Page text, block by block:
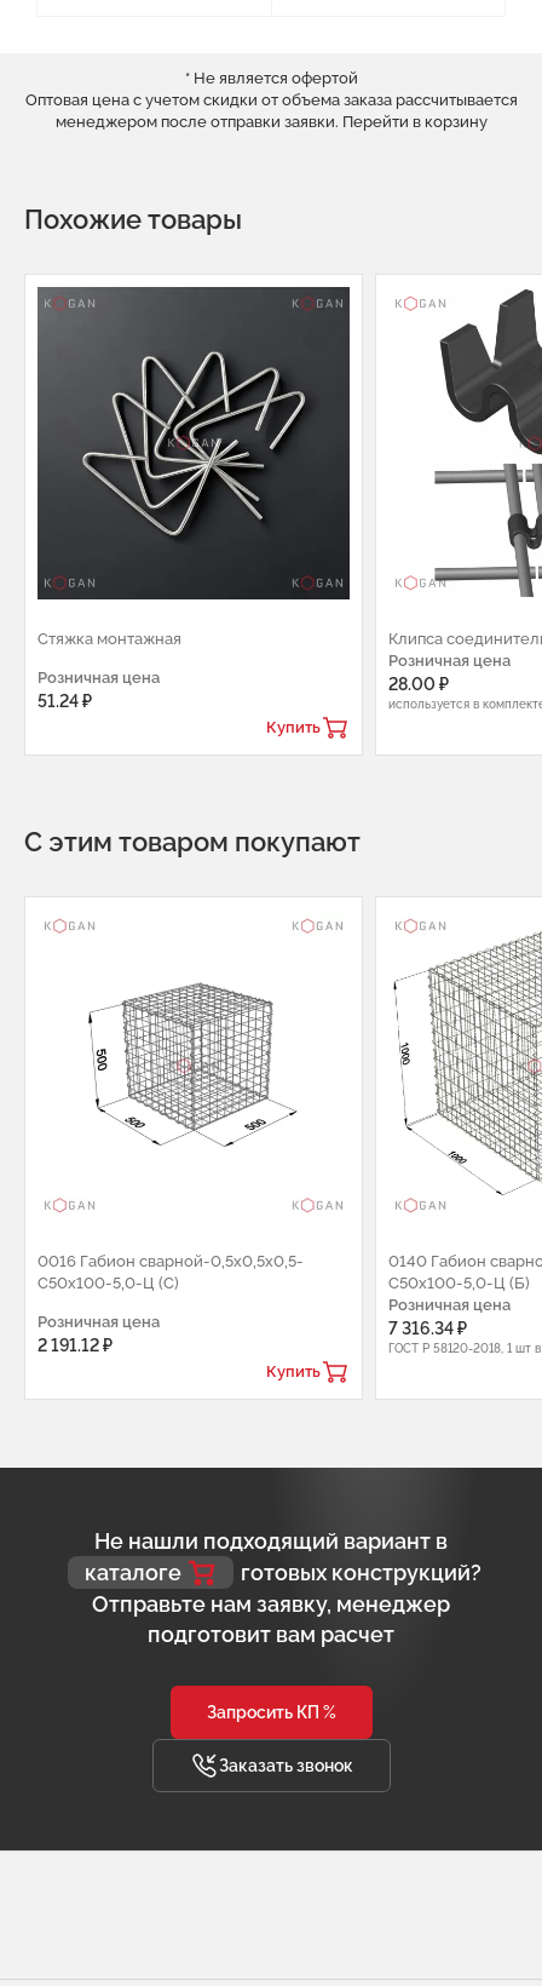
* Не является офертой
Оптовая цена с учетом скидки от объема заказа рассчитывается
менеджером после отправки заявки. Перейти в корзину
Похожие товары
Стяжка монтажная
Розничная цена
51.24 ₽
Купить
Клипса
Розничная цена
28.00 ₽
используется в
С этим товаром покупают
0016 Габион сварной-0,5х0,5х0,5-
С50х100-5,0-Ц (С)
Розничная цена
2 191.12 ₽
Купить
0140 Габион
С50х100-5,0-Ц (Б)
Розничная цена
7 316.34 ₽
ГОСТ Р 58120-2018, 1 шт
Не нашли подходящий вариант в
каталоге
готовых конструкций?
Отправьте нам заявку, менеджер
подготовит вам расчет
Запросить КП %
Заказать звонок